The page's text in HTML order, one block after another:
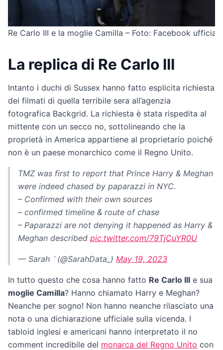
Re Carlo III e la moglie Camilla – Foto: Facebook
La replica di Re Carlo III
Intanto i duchi di Sussex hanno fatto esplicita richiesta
dei filmati di quella terribile sera all’agenzia
fotografica Backgrid. La richiesta è stata rispedita al
mittente con un secco no, sottolineando che la
proprietà in America appartiene al proprietario poiché
non è un paese monarchico come il Regno Unito.
TMZ was first to report that Prince Harry & Meghan
were indeed chased by paparazzi in NYC.
– Confirmed with their own sources
– confirmed timeline & route of chase
– Paparazzi are not denying it happened as Harry &
Meghan described pic.twitter.com/79TjCuYR0U
— Sarah  (@SarahData_) May 19, 2023
In tutto questo che cosa hanno fatto Re Carlo III e sua
moglie Camilla? Hanno chiamato Harry e Meghan?
Neanche per sogno! Non hanno neanche rilasciato una
nota o una dichiarazione ufficiale sulla vicenda. I
tabloid inglesi e americani hanno interpretato il no
comment incredibile del monarca del Regno Unito con